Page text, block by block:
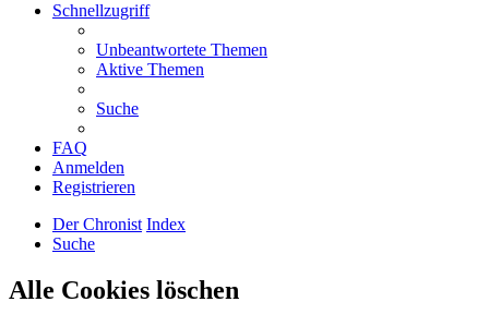
Schnellzugriff
Unbeantwortete Themen
Aktive Themen
Suche
FAQ
Anmelden
Registrieren
Der Chronist Index
Suche
Alle Cookies löschen